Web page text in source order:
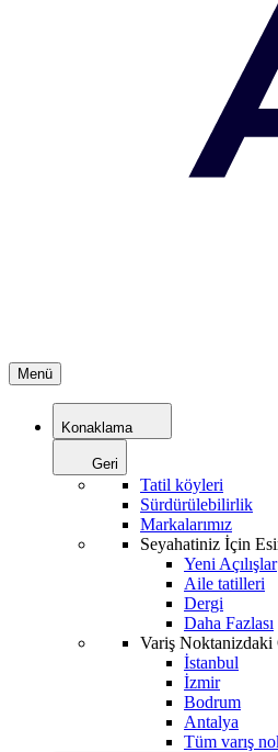
Menü
Konaklama
Geri
Tatil köyleri
Sürdürülebilirlik
Markalarımız
Seyahatiniz İçin
Yeni Açılışlar
Aile tatilleri
Dergi
Daha Fazlası
Variş Noktanizdaki
İstanbul
İzmir
Bodrum
Antalya
Tüm varış